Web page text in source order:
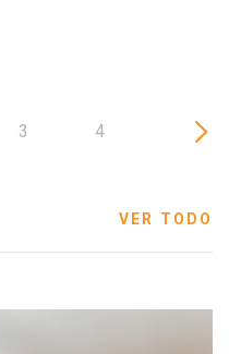
3 4
VER TODO